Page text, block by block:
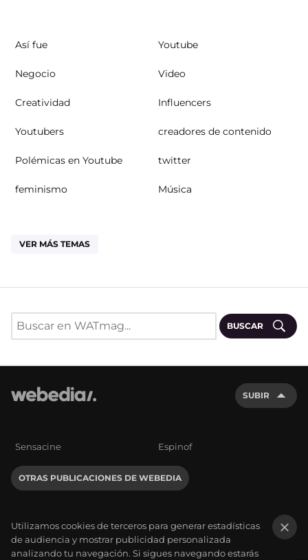
Así fue Youtube
Negocio Video
Creatividad Influencers
Youtubers creadores de contenido
Polémicas en Youtube twitter
feminismo Música
VER MÁS TEMAS
BUSCAR
SUBIR
Sensacine Espinof
OTRAS PUBLICACIONES DE WEBEDIA
Utilizamos cookies de terceros para generar estadísticas
de audiencia y mostrar publicidad personalizada
analizando tu navegación. Si sigues navegando estarás